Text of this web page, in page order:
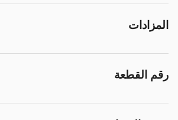
المزادات
رقم القطعة